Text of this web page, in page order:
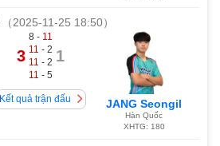
（2025-11-25 18:50）
3
8 - 11
11 - 2
11 - 2
11 - 5
1
Kết quả trận đấu JANG Seongil
Hàn Quốc
XHTG: 180